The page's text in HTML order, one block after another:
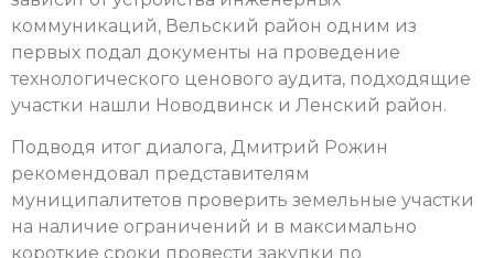
коммуникаций, Вельский район одним из
первых подал документы на проведение
технологического ценового аудита, подходящие
участки нашли Новодвинск и Ленский район.
Подводя итог диалога, Дмитрий Рожин
рекомендовал представителям
муниципалитетов проверить земельные участки
на наличие ограничений и в максимально
короткие сроки провести закупки по